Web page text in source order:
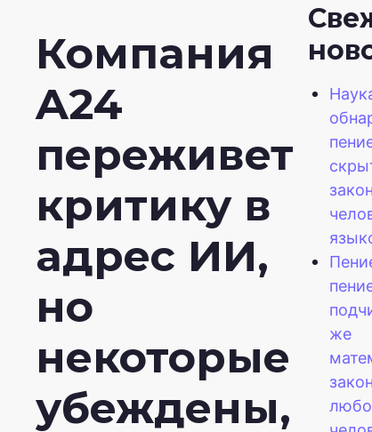
Компания
A24
переживет
критику в
адрес ИИ,
но
некоторые
убеждены,
же